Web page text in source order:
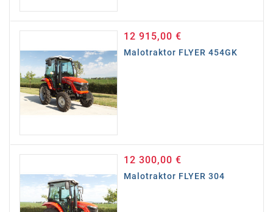
12 915,00 €Cena
Malotraktor FLYER 454GK
12 300,00 €Cena
Malotraktor FLYER 304